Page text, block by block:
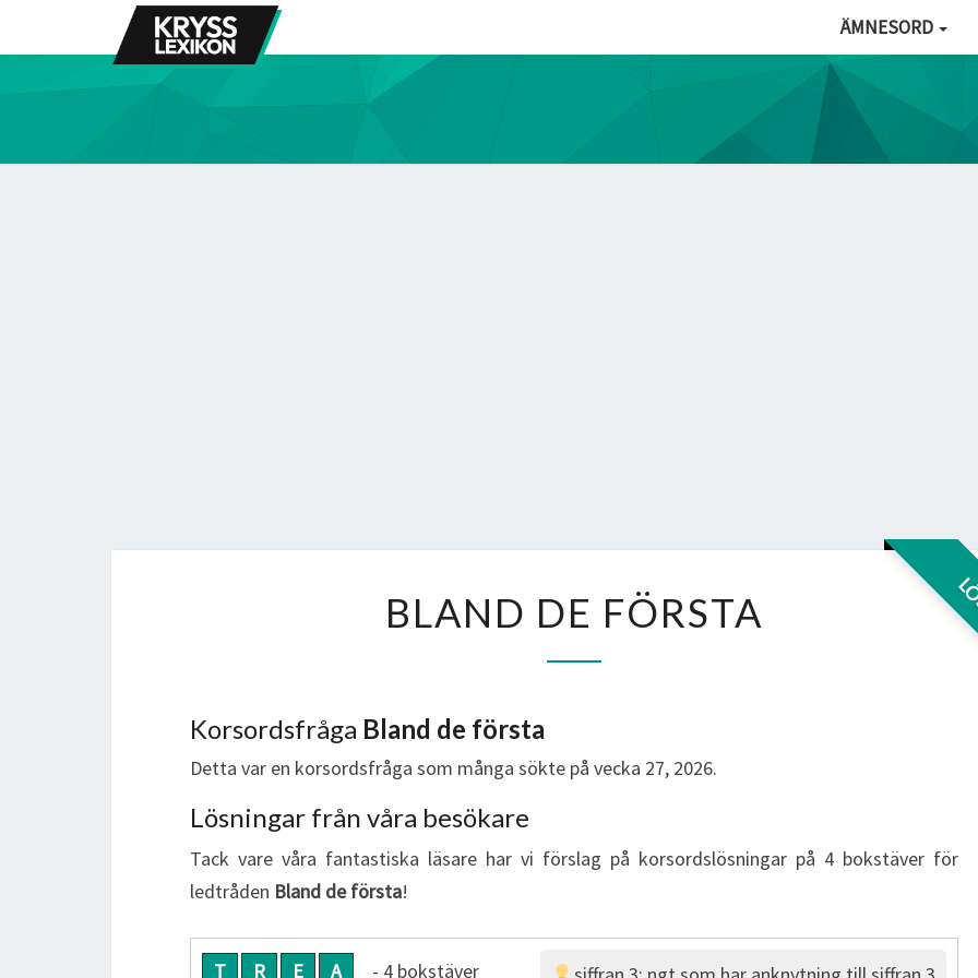
ÄMNESORD
DE
BLAND DE FÖRSTA
Korsordsfråga Bland de första
Detta var en korsordsfråga som många sökte på vecka 27, 2026.
Lösningar från våra besökare
Tack vare våra fantastiska läsare har vi förslag på korsordslösningar på 4 bokstäver för
ledtråden Bland de första!
T R E A - 4 bokstäver